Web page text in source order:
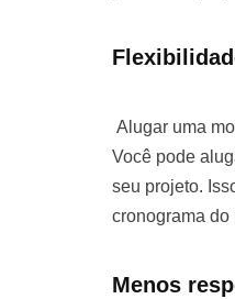
Alugar uma
Você pode
seu projeto.
cronograma do
Menos